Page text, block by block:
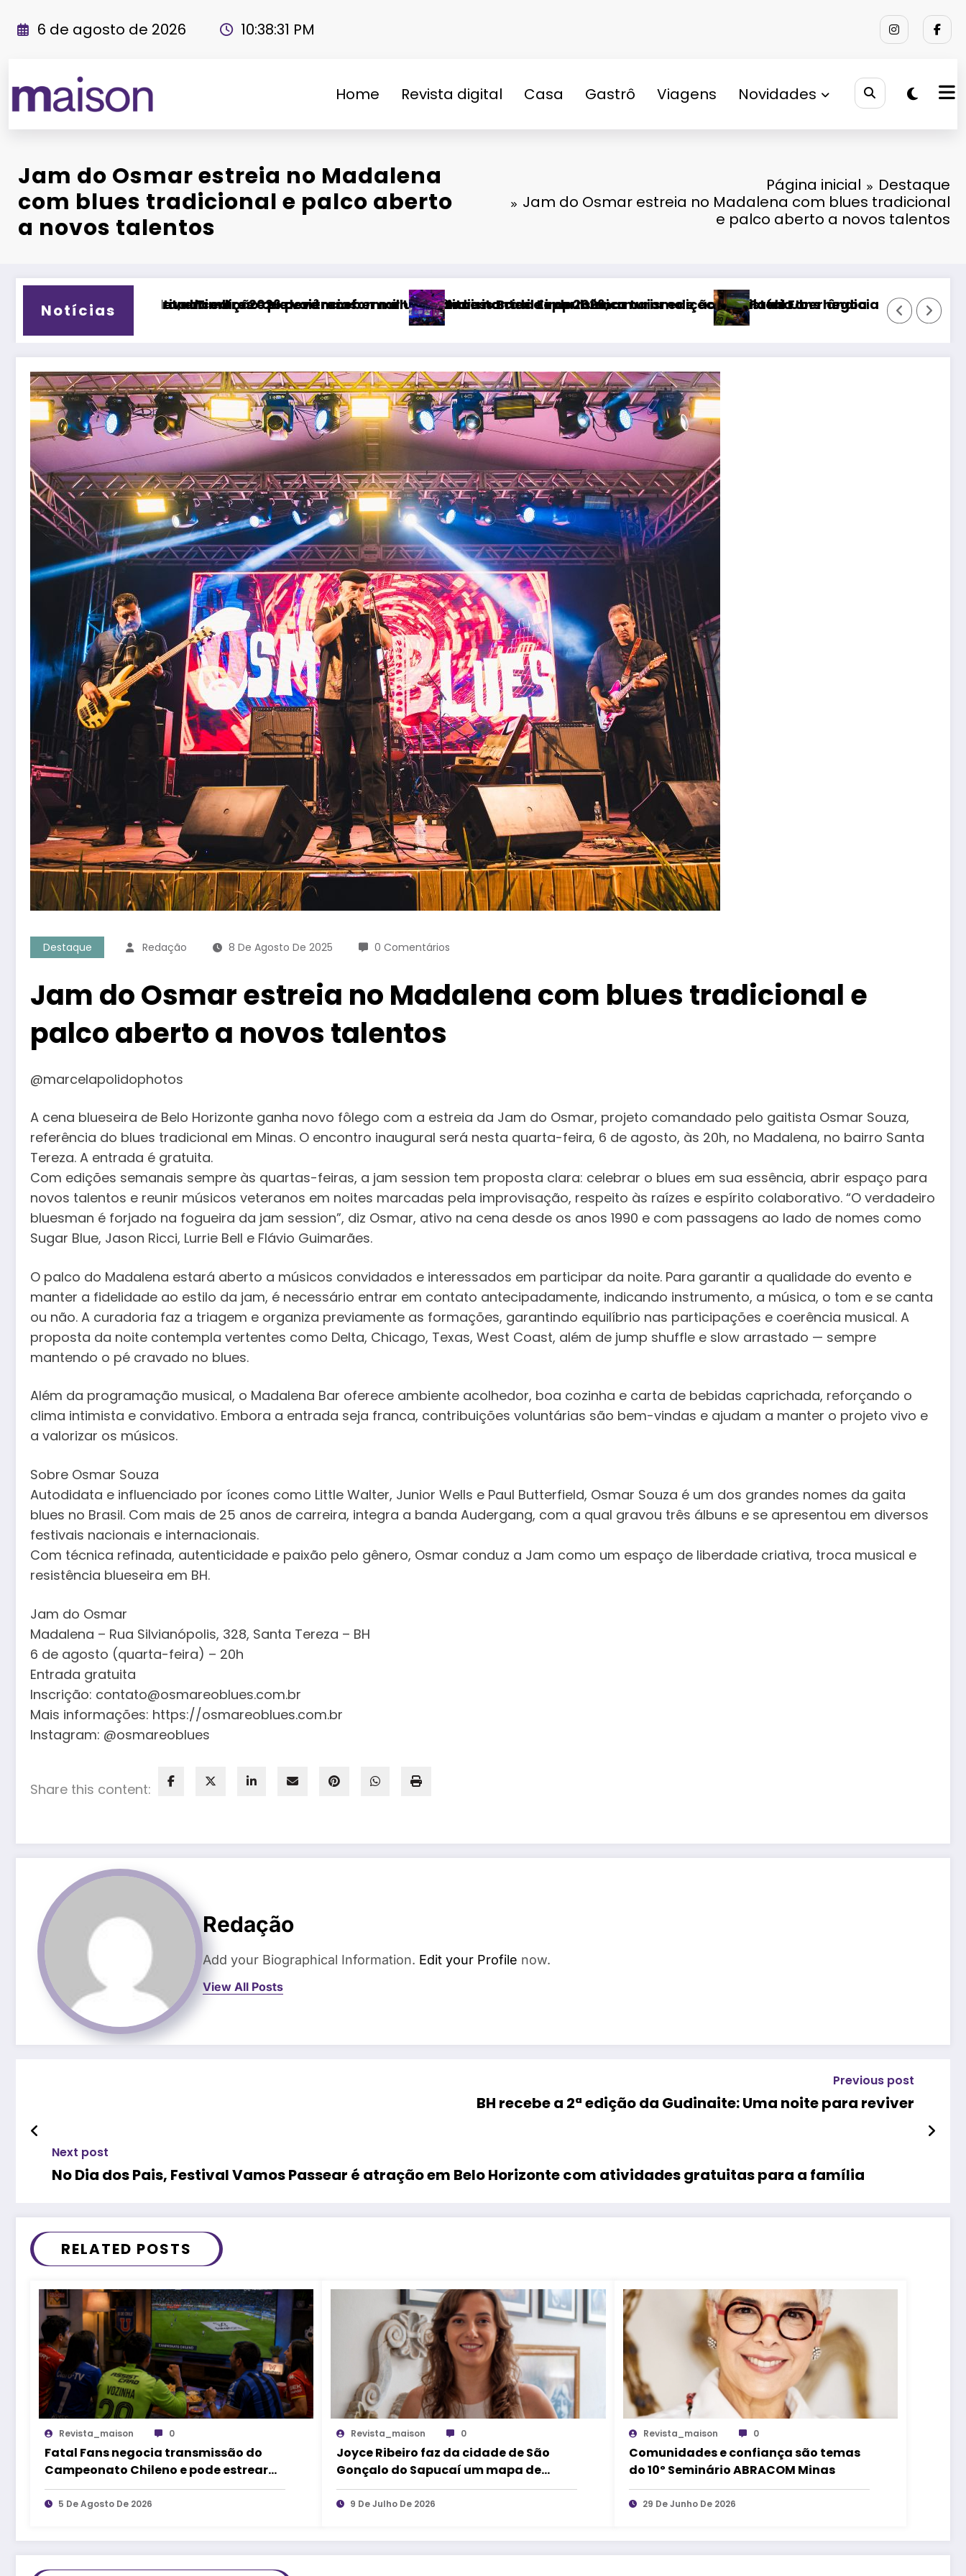
para
6 de agosto de 2026 10:38:32 PM
Home Revista digital Casa Gastrô Viagens Novidades
Jam do Osmar estreia no Madalena
com blues tradicional e palco aberto
a novos talentos
Página inicial
Destaque
Jam do Osmar estreia no Madalena com blues tradicional
e palco aberto a novos talentos
Notícias
vai transformar Uberlândia na cidade da música
receber milhares de visitantes e impulsionar turismo e economia de Uberlândia
Fitness Brasil Expo 2026, a maior edição da históriaFatal Fans negocia transmissão do Campeonato Chileno e pode
Caso do ator Chadwick
Destaque Redação 8 De Agosto De 2025 0 Comentários
Jam do Osmar estreia no Madalena com blues tradicional e
palco aberto a novos talentos
@marcelapolidophotos
A cena blueseira de Belo Horizonte ganha novo fôlego com a estreia da Jam do Osmar, projeto comandado pelo gaitista Osmar Souza,
referência do blues tradicional em Minas. O encontro inaugural será nesta quarta-feira, 6 de agosto, às 20h, no Madalena, no bairro Santa
Tereza. A entrada é gratuita.
Com edições semanais sempre às quartas-feiras, a jam session tem proposta clara: celebrar o blues em sua essência, abrir espaço para
novos talentos e reunir músicos veteranos em noites marcadas pela improvisação, respeito às raízes e espírito colaborativo. “O verdadeiro
bluesman é forjado na fogueira da jam session”, diz Osmar, ativo na cena desde os anos 1990 e com passagens ao lado de nomes como
Sugar Blue, Jason Ricci, Lurrie Bell e Flávio Guimarães.
O palco do Madalena estará aberto a músicos convidados e interessados em participar da noite. Para garantir a qualidade do evento e
manter a fidelidade ao estilo da jam, é necessário entrar em contato antecipadamente, indicando instrumento, a música, o tom e se canta
ou não. A curadoria faz a triagem e organiza previamente as formações, garantindo equilíbrio nas participações e coerência musical. A
proposta da noite contempla vertentes como Delta, Chicago, Texas, West Coast, além de jump shuffle e slow arrastado — sempre
mantendo o pé cravado no blues.
Além da programação musical, o Madalena Bar oferece ambiente acolhedor, boa cozinha e carta de bebidas caprichada, reforçando o
clima intimista e convidativo. Embora a entrada seja franca, contribuições voluntárias são bem-vindas e ajudam a manter o projeto vivo e
a valorizar os músicos.
Sobre Osmar Souza
Autodidata e influenciado por ícones como Little Walter, Junior Wells e Paul Butterfield, Osmar Souza é um dos grandes nomes da gaita
blues no Brasil. Com mais de 25 anos de carreira, integra a banda Audergang, com a qual gravou três álbuns e se apresentou em diversos
festivais nacionais e internacionais.
Com técnica refinada, autenticidade e paixão pelo gênero, Osmar conduz a Jam como um espaço de liberdade criativa, troca musical e
resistência blueseira em BH.
Jam do Osmar
Madalena – Rua Silvianópolis, 328, Santa Tereza – BH
6 de agosto (quarta-feira) – 20h
Entrada gratuita
Inscrição: contato@osmareoblues.com.br
Mais informações: https://osmareoblues.com.br
Instagram: @osmareoblues
Share this content:
Redação
Add your Biographical Information. Edit your Profile now.
View All Posts
Previous post
BH recebe a 2ª edição da Gudinaite: Uma noite para reviver
Next post
No Dia dos Pais, Festival Vamos Passear é atração em Belo Horizonte com atividades gratuitas para a família
RELATED POSTS
Revista_maison 0
Fatal Fans negocia transmissão do
Campeonato Chileno e pode estrear
no mercado de competições
esportivas
5 De Agosto De 2026
Revista_maison 0
Joyce Ribeiro faz da cidade de São
Gonçalo do Sapucaí um mapa de
causos, memórias e arte
9 De Julho De 2026
Revista_maison 0
Comunidades e confiança são temas
do 10º Seminário ABRACOM Minas
29 De Junho De 2026